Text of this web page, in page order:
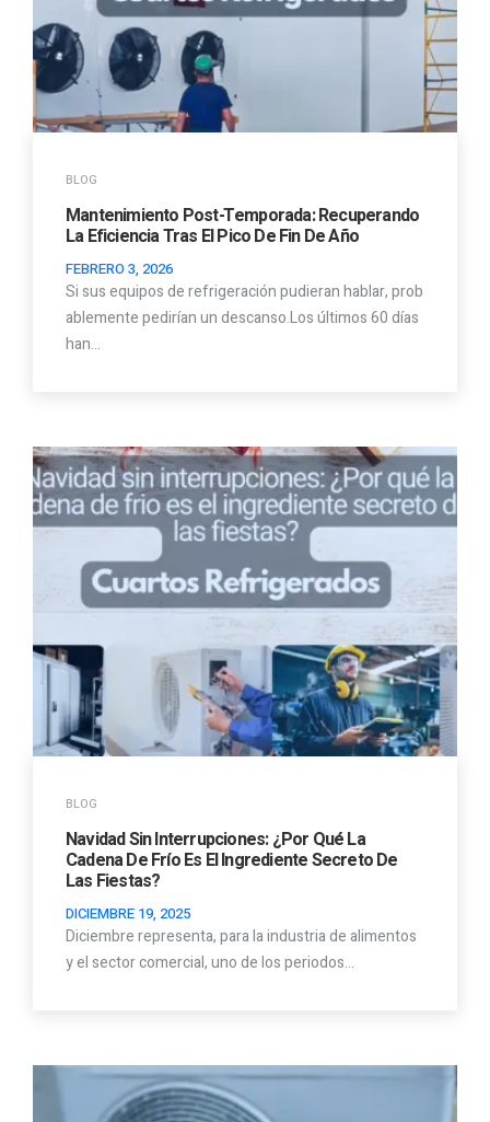
BLOG
Mantenimiento Post-Temporada: Recuperando
La Eficiencia Tras El Pico De Fin De Año
FEBRERO 3, 2026
Si sus equipos de refrigeración pudieran hablar, prob
ablemente pedirían un descanso.Los últimos 60 días
han…
BLOG
Navidad Sin Interrupciones: ¿Por Qué La
Cadena De Frío Es El Ingrediente Secreto De
Las Fiestas?
DICIEMBRE 19, 2025
Diciembre representa, para la industria de alimentos
y el sector comercial, uno de los periodos…